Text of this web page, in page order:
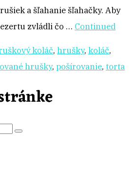
a šľahanie šľahačky. Aby
zvládli čo … Continued
koláč, hrušky, koláč,
hrušky, pošírovanie, torta